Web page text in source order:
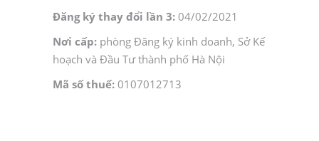
Đăng ký thay đổi lần 3: 04/02/2021
Nơi cấp: phòng Đăng ký kinh doanh, Sở Kế
hoạch và Đầu Tư thành phố Hà Nội
Mã số thuế: 0107012713